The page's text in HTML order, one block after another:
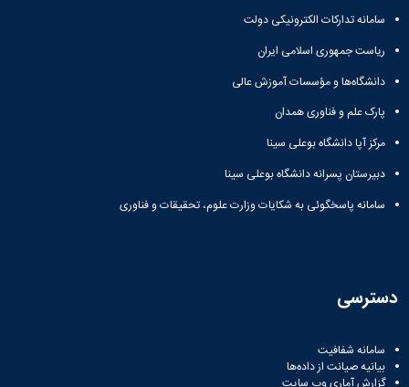
سامانه تدارکات الکترونیکی دولت
ریاست جمهوری اسلامی ایران
دانشگاه‌ها و مؤسسات آموزش عالی
پارک علم و فناوری همدان
مرکز آپا دانشگاه بوعلی سینا
دبیرستان پسرانه دانشگاه بوعلی سینا
سامانه پاسخگوئی به شکایات وزارت علوم، تحقیقات و فناوری
دسترسی
سامانه شفافیت
بیانیه صیانت از داده‌ها
گزارش آماری وب‌ سایت